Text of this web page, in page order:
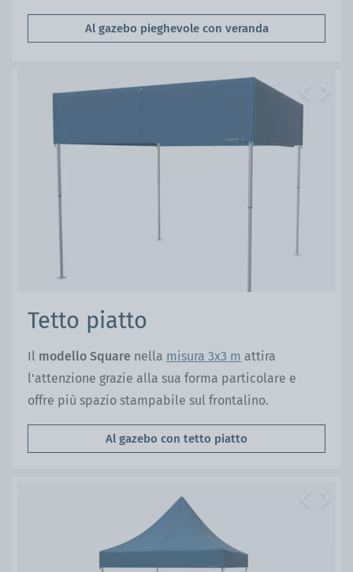
Al gazebo pieghevole con veranda
Tetto piatto
Il modello Square nella misura 3x3 m attira
l'attenzione grazie alla sua forma particolare e
offre più spazio stampabile sul frontalino.
Al gazebo con tetto piatto